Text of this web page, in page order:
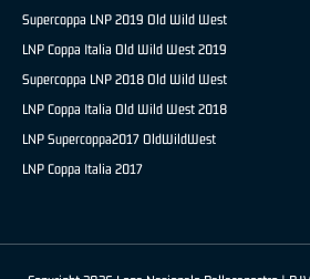
Supercoppa LNP 2019 Old Wild West
LNP Coppa Italia Old Wild West 2019
Supercoppa LNP 2018 Old Wild West
LNP Coppa Italia Old Wild West 2018
LNP Supercoppa2017 OldWildWest
LNP Coppa Italia 2017